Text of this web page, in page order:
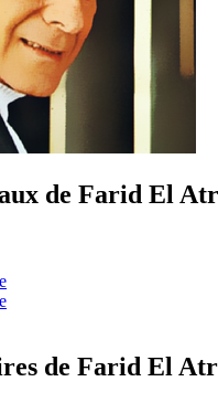
de Farid El
de Farid El